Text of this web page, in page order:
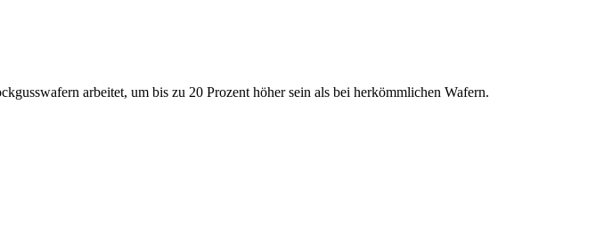
arbeitet, um bis zu 20 Prozent höher sein als bei herkömmlichen Wafern.